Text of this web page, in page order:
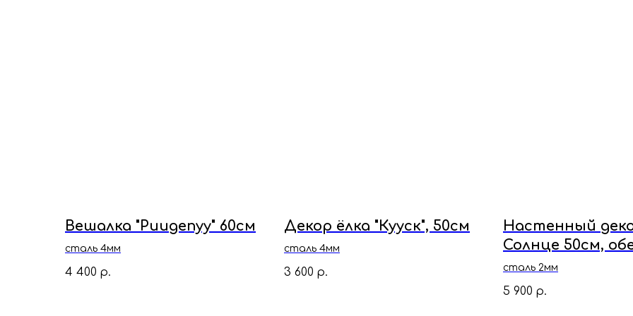
Вешалка "Риидепуу" 60см
сталь 4мм
4 400 р.
Декор ёлка "Кууск", 50см
сталь 4мм
3 600 р.
Настенный
Солнце 50см,
дома и семьи
сталь 2мм
5 900 р.